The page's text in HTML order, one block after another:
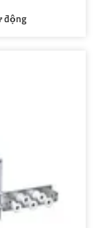
động